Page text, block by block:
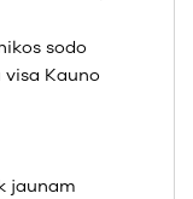
sodo
visa Kauno
jaunam